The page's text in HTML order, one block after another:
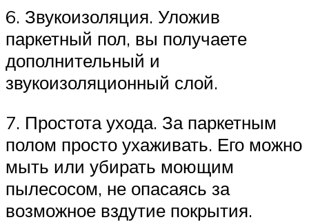
6. Звукоизоляция. Уложив
паркетный пол, вы получаете
дополнительный и
звукоизоляционный слой.
7. Простота ухода. За паркетным
полом просто ухаживать. Его можно
мыть или убирать моющим
пылесосом, не опасаясь за
возможное вздутие покрытия.